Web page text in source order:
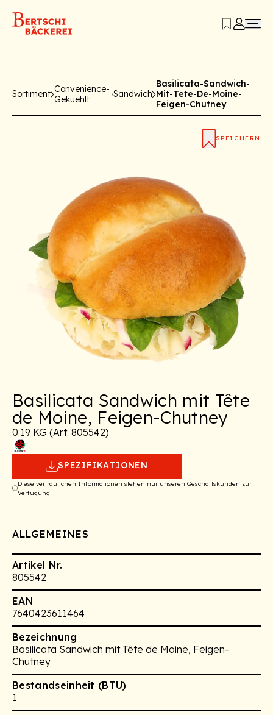
Sortiment Convenience-
Gekuehlt
Sandwich
Basilicata-Sandwich-
Mit-Tete-De-Moine-
Feigen-Chutney
SPEICHERN
Basilicata Sandwich mit Tête
de Moine, Feigen-Chutney
0.19 KG (Art. 805542)
SPEZIFIKATIONEN
Diese vertraulichen Informationen stehen nur unseren Geschäftskunden zur
Verfügung
ALLGEMEINES
Artikel Nr.
805542
EAN
7640423611464
Bezeichnung
Basilicata Sandwich mit Tête de Moine, Feigen-
Chutney
Bestandseinheit (BTU)
1